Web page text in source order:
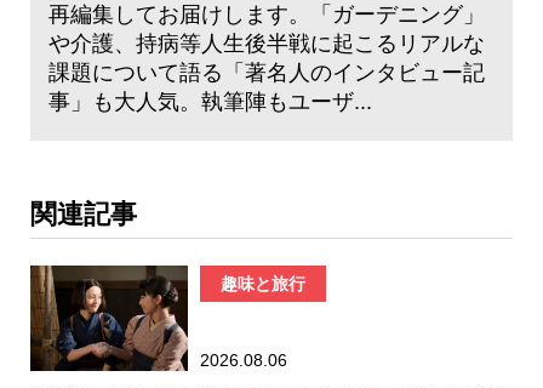
再編集してお届けします。「ガーデニング」
や介護、持病等人生後半戦に起こるリアルな
課題について語る「著名人のインタビュー記
事」も大人気。執筆陣もユーザ...
関連記事
趣味と旅行
2026.08.06